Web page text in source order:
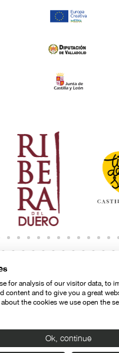
Política de privacidad
for analysis of our visitor data, to
content and to give you a great
the cookies we use open the
Ok, continue